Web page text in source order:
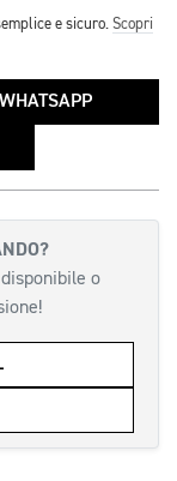
e sicuro. Scopri
o